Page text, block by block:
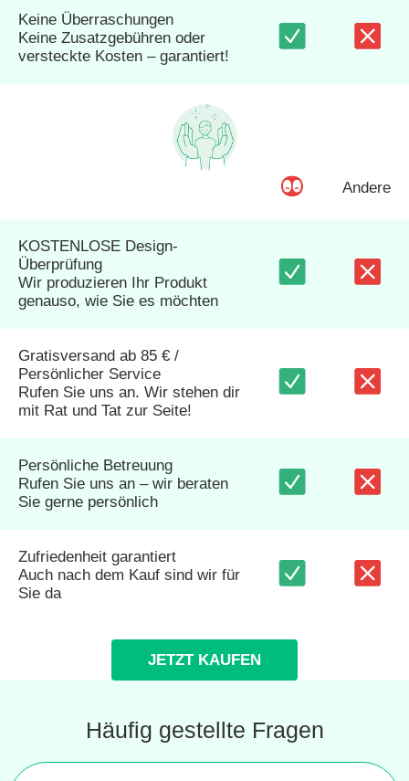
Keine Überraschungen
Keine Zusatzgebühren oder
versteckte Kosten – garantiert!
Andere
KOSTENLOSE Design-
Überprüfung
Wir produzieren Ihr Produkt
genauso, wie Sie es möchten
Gratisversand ab 85 € /
Persönlicher Service
Rufen Sie uns an. Wir stehen dir
mit Rat und Tat zur Seite!
Persönliche Betreuung
Rufen Sie uns an – wir beraten
Sie gerne persönlich
Zufriedenheit garantiert
Auch nach dem Kauf sind wir für
Sie da
JETZT KAUFEN
Häufig gestellte Fragen